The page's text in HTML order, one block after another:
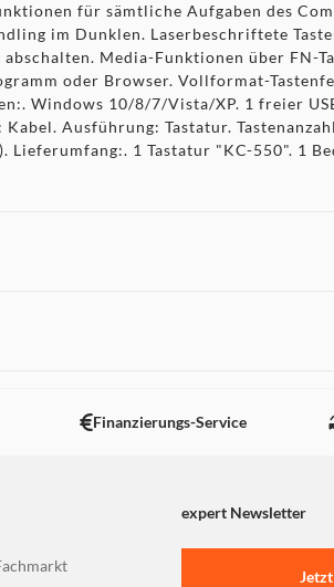
für sämtliche Aufgaben des
im Dunklen. Laserbeschriftete
Media-Funktionen über FN-
oder Browser. Vollformat-
Windows 10/8/7/Vista/XP. 1 freier
Ausführung: Tastatur.
Lieferumfang:. 1 Tastatur "KC-550". 1
Finanzierungs-Service
expert Newsletter